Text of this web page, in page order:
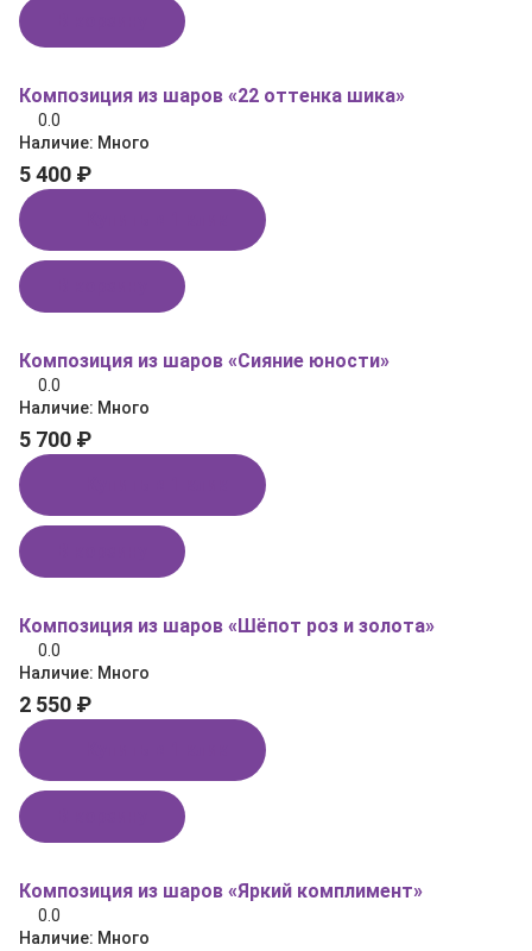
Композиция из шаров «22 оттенка шика»
0.0
Наличие: Много
5 400 ₽
Композиция из шаров «Сияние юности»
0.0
Наличие: Много
5 700 ₽
Композиция из шаров «Шёпот роз и золота»
0.0
Наличие: Много
2 550 ₽
Композиция из шаров «Яркий комплимент»
0.0
Наличие: Много